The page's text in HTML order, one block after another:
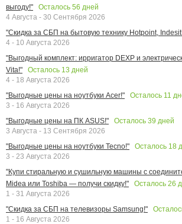
выгоду!"
Осталось 56 дней
4 Августа - 30 Сентября 2026
"Скидка за СБП на бытовую технику Hotpoint,
4 - 10 Августа 2026
"Выгодный комплект: ирригатор DEXP и
Vita!"
Осталось 13 дней
4 - 18 Августа 2026
"Выгодные цены на ноутбуки Acer!"
Осталось 11
3 - 16 Августа 2026
"Выгодные цены на ПК ASUS!"
Осталось 39 дней
3 Августа - 13 Сентября 2026
"Выгодные цены на ноутбуки Tecno!"
Осталось 18
3 - 23 Августа 2026
"Купи стиральную и сушильную машины с
Midea или Toshiba — получи скидку!"
Осталось 26
1 - 31 Августа 2026
"Скидка за СБП на телевизоры Samsung!"
1 - 16 Августа 2026